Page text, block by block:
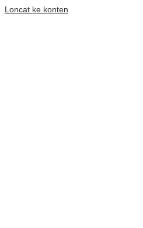
Loncat ke konten